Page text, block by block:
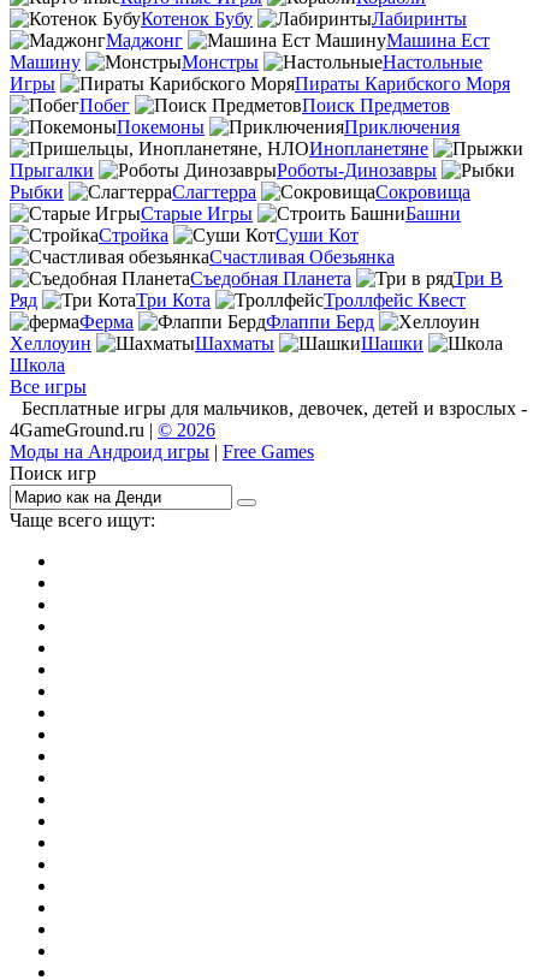
Котенок Бубу
Лабиринты
Маджонг
Машина Ест
Машину
Монстры
Настольные
Игры
Пираты Карибского Моря
Побег
Поиск Предметов
Покемоны
Приключения
Инопланетяне
Прыгалки
Роботы-Динозавры
Рыбки
Слагтерра
Сокровища
Старые Игры
Башни
Стройка
Суши Кот
Счастливая Обезьянка
Съедобная Планета
Три В
Ряд
Три Кота
Троллфейс Квест
Ферма
Флаппи Берд
Хеллоуин
Шахматы
Шашки
Школа
Все игры
Бесплатные игры для мальчиков, девочек, детей и взрослых -
4GameGround.ru | © 2026
Моды на Андроид игры | Free Games
Поиск игр
Чаще всего ищут: